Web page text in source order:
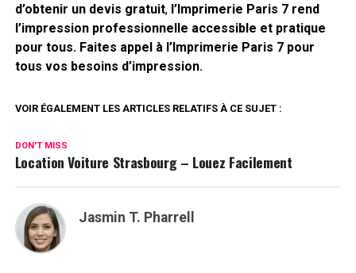
d’obtenir un devis gratuit, l’Imprimerie Paris 7 rend
l’impression professionnelle accessible et pratique
pour tous. Faites appel à l’Imprimerie Paris 7 pour
tous vos besoins d’impression.
VOIR ÉGALEMENT LES ARTICLES RELATIFS À CE SUJET :
DON'T MISS
Location Voiture Strasbourg – Louez Facilement
Jasmin T. Pharrell